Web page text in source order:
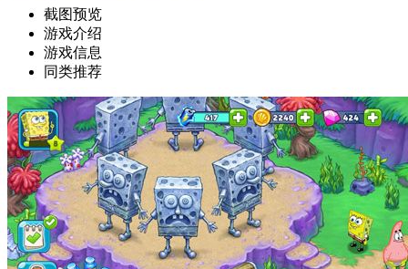
截图预览
游戏介绍
游戏信息
同类推荐